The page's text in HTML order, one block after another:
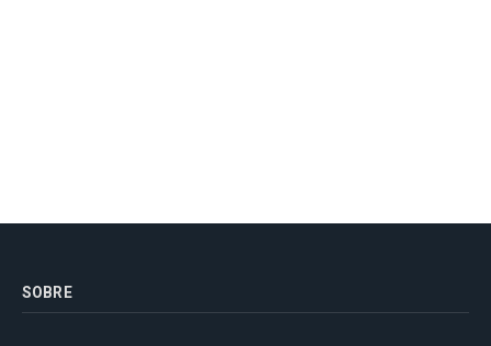
SOBRE